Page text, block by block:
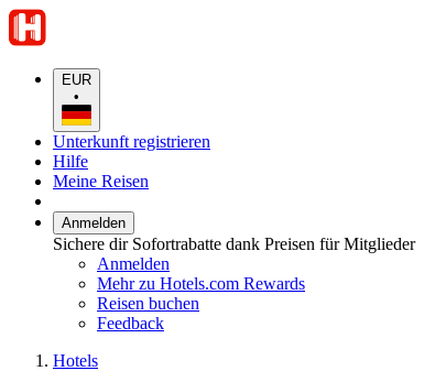
EUR
•
Unterkunft registrieren
Hilfe
Meine Reisen
Anmelden
Sichere dir Sofortrabatte dank Preisen für Mitglieder
Anmelden
Mehr zu Hotels.com Rewards
Reisen buchen
Feedback
Hotels